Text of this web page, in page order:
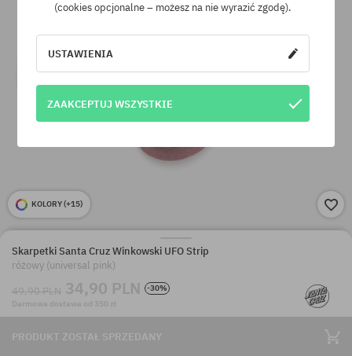
KOLORY (+15)
Skarpetki Santa Cruz Winkowski UFO Strip
różowy (universal pink)
49,90 PLN 34,90 PLN
-30%
Darmowa dostawa od 350 zł
PRODUKT ZOSTAŁ SPRZEDANY
(cookies opcjonalne – możesz na nie wyrazić zgodę).
USTAWIENIA
ZAAKCEPTUJ WSZYSTKIE